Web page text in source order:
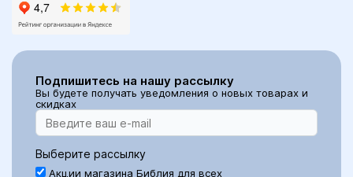
Подпишитесь на нашу рассылку
Вы будете получать уведомления о новых товарах и
скидках
Выберите рассылку
Акции магазина Библия для всех